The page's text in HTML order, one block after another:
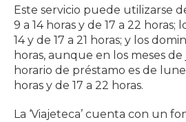
Este servicio puede utilizarse
9 a 14 horas y de 17 a 22 horas;
14 y de 17 a 21 horas; y los
horas, aunque en los meses de
horario de préstamo es de
horas y de 17 a 22 horas.
La ‘Viajeteca’ cuenta con un